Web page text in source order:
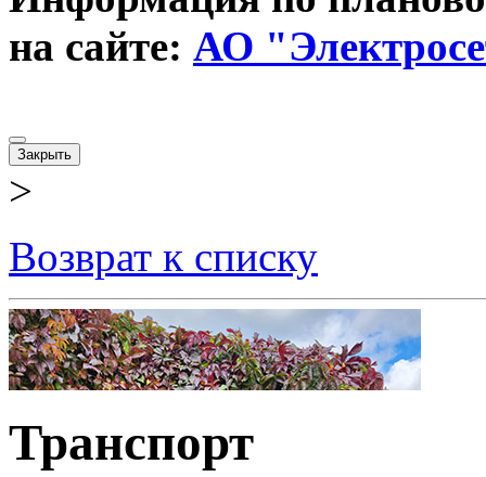
на сайте: АО
Закрыть
>
Возврат к списку
Транспорт